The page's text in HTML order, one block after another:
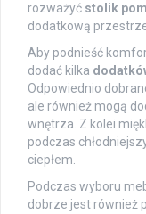
rozważyć stolik
dodatkową
Aby podnieść
dodać kilka
Odpowiednio
ale również mogą
wnętrza. Z kolei
podczas
ciepłem.
Podczas wyboru
dobrze jest również